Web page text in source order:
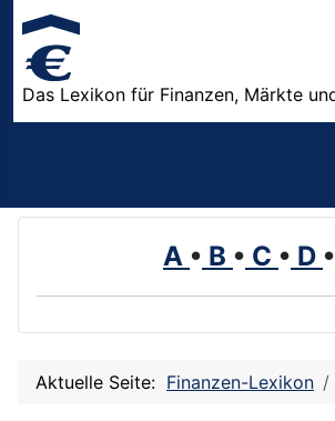
Das Lexikon für Finanzen, Märkte
A • B • C • D •
Aktuelle Seite: Finanzen-Lexikon